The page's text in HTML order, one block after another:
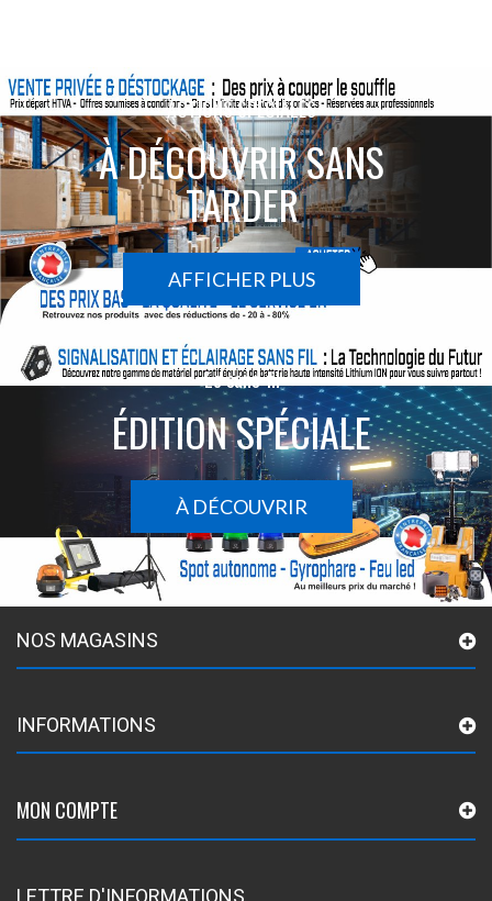
ACTIONS SPÉCIALES
À DÉCOUVRIR SANS
TARDER
AFFICHER PLUS
Le sans-fil
ÉDITION SPÉCIALE
À DÉCOUVRIR
NOS MAGASINS
INFORMATIONS
MON COMPTE
LETTRE D'INFORMATIONS